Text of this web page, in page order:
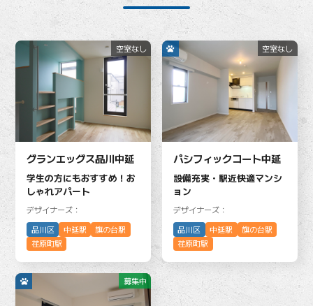
グランエッグス品川中延
学生の方にもおすすめ！お
しゃれアパート
デザイナーズ：
品川区
中延駅
旗の台駅
荏原町駅
空室なし
パシフィックコート中延
設備充実・駅近快適マンシ
ョン
デザイナーズ：
品川区
中延駅
旗の台駅
荏原町駅
空室なし
募集中